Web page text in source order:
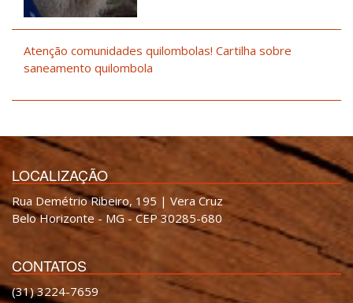
Atenção comunidades quilombolas! Cartilha sobre
saneamento quilombola
LOCALIZAÇÃO
Rua Demétrio Ribeiro, 195 | Vera Cruz
Belo Horizonte - MG - CEP 30285-680
CONTATOS
(31) 3224-7659